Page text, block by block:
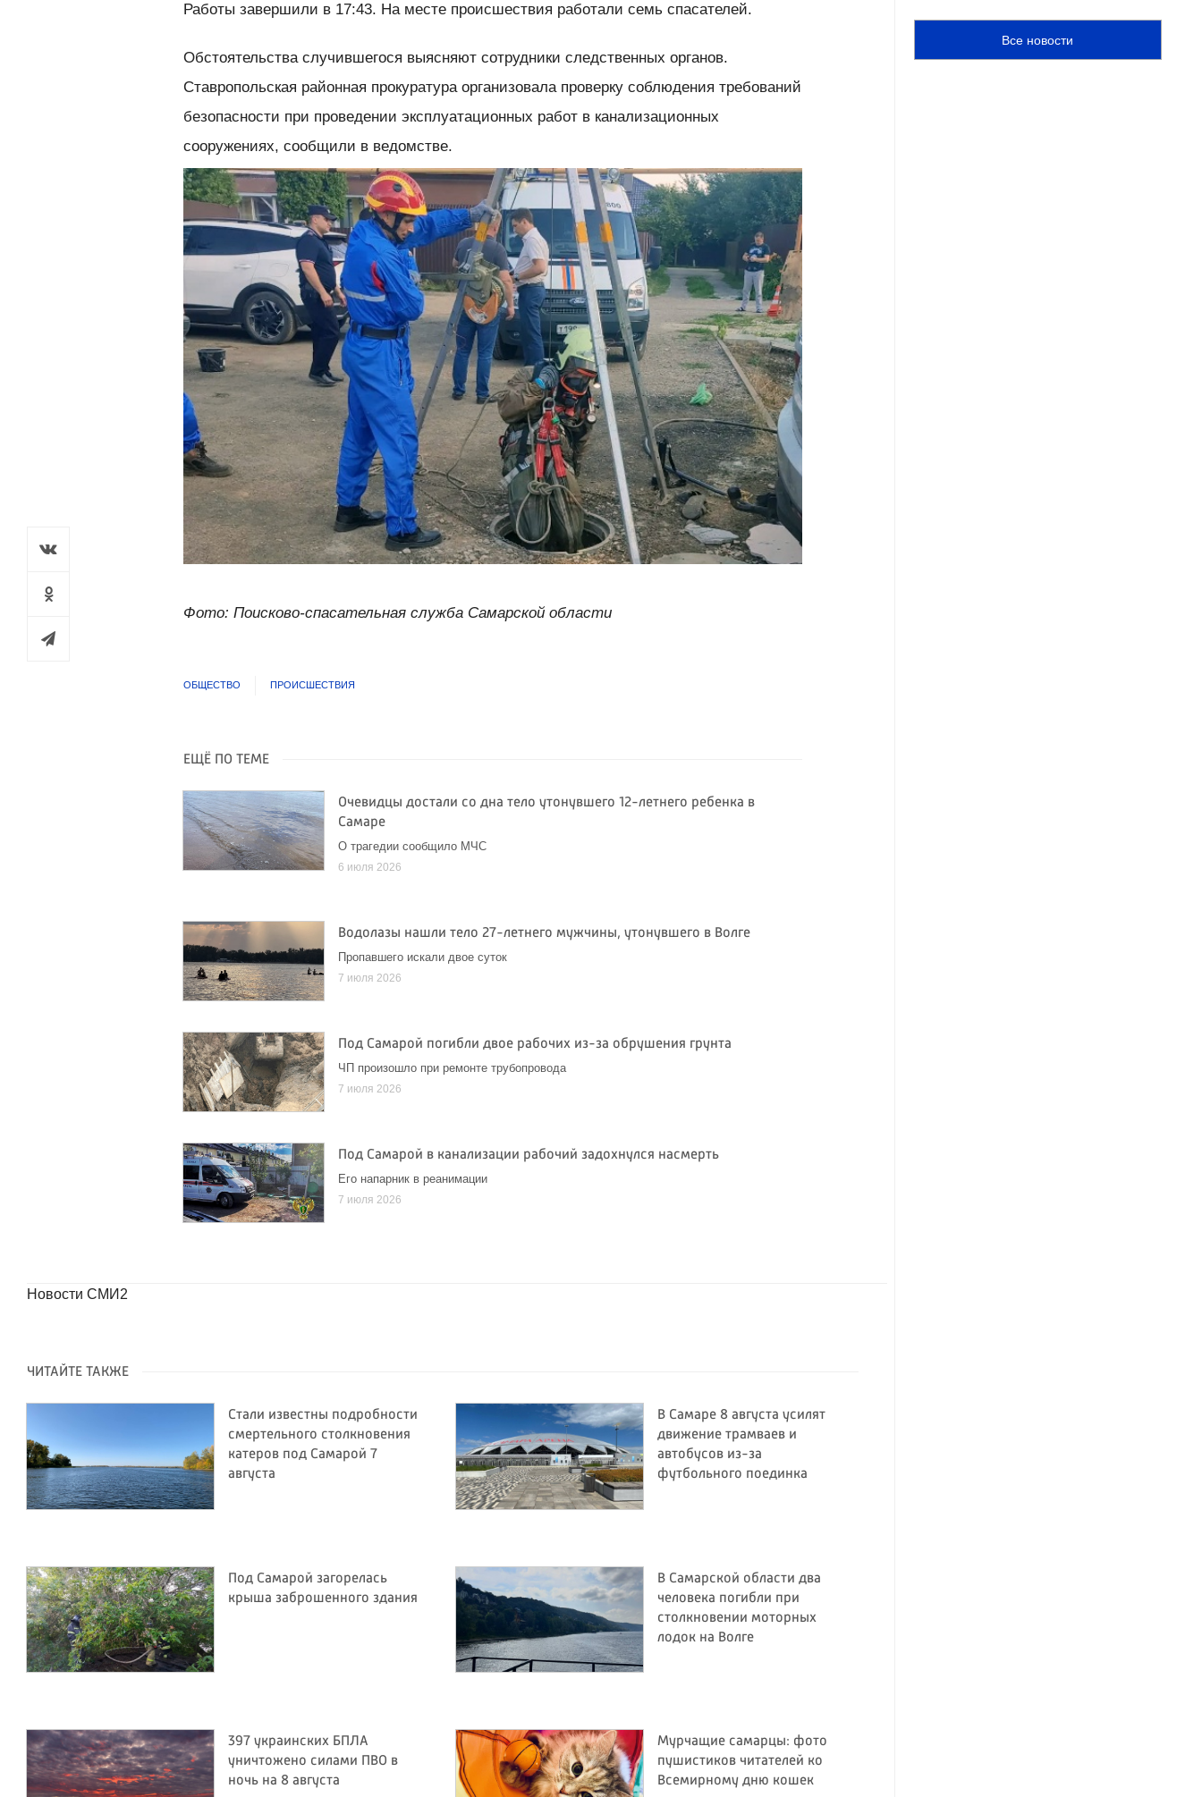
Работы завершили в 17:43. На месте происшествия работали семь спасателей.
Обстоятельства случившегося выясняют сотрудники следственных органов.
Ставропольская районная прокуратура организовала проверку соблюдения требований
безопасности при проведении эксплуатационных работ в канализационных
сооружениях, сообщили в ведомстве.
Фото: Поисково-спасательная служба Самарской области
ОБЩЕСТВО ПРОИСШЕСТВИЯ
ЕЩЁ ПО ТЕМЕ
Очевидцы достали со дна тело утонувшего 12-летнего ребенка в
Самаре
О трагедии сообщило МЧС
6 июля 2026
Водолазы нашли тело 27-летнего мужчины, утонувшего в Волге
Пропавшего искали двое суток
7 июля 2026
Под Самарой погибли двое рабочих из-за обрушения грунта
ЧП произошло при ремонте трубопровода
7 июля 2026
Под Самарой в канализации рабочий задохнулся насмерть
Его напарник в реанимации
7 июля 2026
Новости СМИ2
ЧИТАЙТЕ ТАКЖЕ
Стали известны подробности
смертельного столкновения
катеров под Самарой 7
августа
В Самаре 8 августа усилят
движение трамваев и
автобусов из-за
футбольного поединка
Под Самарой загорелась
крыша заброшенного здания
В Самарской области два
человека погибли при
столкновении моторных
лодок на Волге
397 украинских БПЛА
уничтожено силами ПВО в
ночь на 8 августа
Мурчащие самарцы: фото
пушистиков читателей ко
Всемирному дню кошек
Все новости